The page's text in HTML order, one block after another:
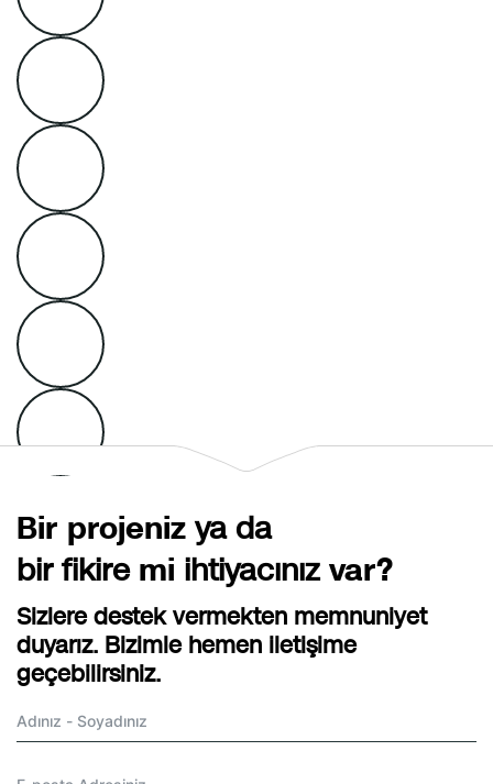
Bir projeniz ya da
bir fikire mi ihtiyacınızvar?
Sizlere destek vermekten memnuniyet
duyarız. Bizimle hemen iletişime
geçebilirsiniz.